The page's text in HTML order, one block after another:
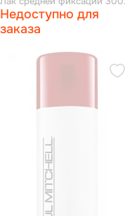
мл
Недоступно для
заказа